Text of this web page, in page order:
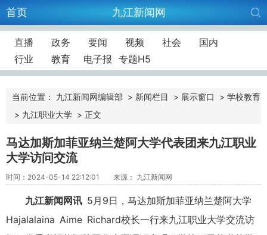
首页 九江新闻网
直播 政务 要闻 视频 社会
国内
行业
教育 电子报 专题H5
当前位置： 九江新闻网编辑部 > 新闻栏目 > 展示窗口 > 学校教育
> 九江职业大学 > 正文
马达加斯加菲亚纳兰楚阿大学代表团来九江职业
大学访问交流
时间：2024-05-14 22:12:01 来源： 九江新闻网
九江新闻网讯 5月9日，马达加斯加菲亚纳兰楚阿大学
Hajalalaina Aime Richard校长一行来九江职业大学交流访